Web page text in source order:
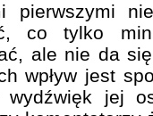
pierwszymi
co tylko
ale nie da
wpływ jest
jej